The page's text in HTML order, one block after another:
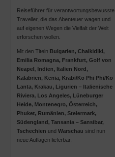
Reiseführer für verantwortungsbewusste
Traveller, die das Abenteuer wagen und
auf eigenen Wegen die Vielfalt der Welt
erforschen wollen.
Mit den Titeln Bulgarien, Chalkidiki,
Emilia Romagna, Frankfurt, Golf von
Neapel, Indien, Italien Nord,
Kalabrien, Kenia, Krabi/Ko Phi Phi/Ko
Lanta, Krakau, Ligurien – Italienische
Riviera, Los Angeles, Lüneburger
Heide, Montenegro, Österreich,
Phuket, Rumänien, Steiermark,
Südengland, Tansania – Sansibar,
Tschechien und Warschau sind nun
neue Auflagen lieferbar.